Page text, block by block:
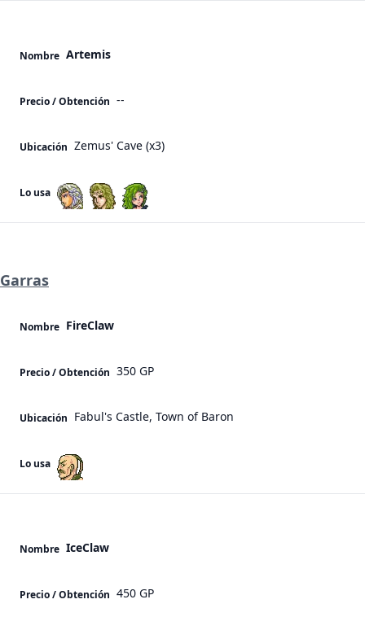
Nombre Artemis
Precio / Obtención --
Ubicación Zemus' Cave (x3)
Lo usa
Garras
Nombre FireClaw
Precio / Obtención 350 GP
Ubicación Fabul's Castle, Town of Baron
Lo usa
Nombre IceClaw
Precio / Obtención 450 GP